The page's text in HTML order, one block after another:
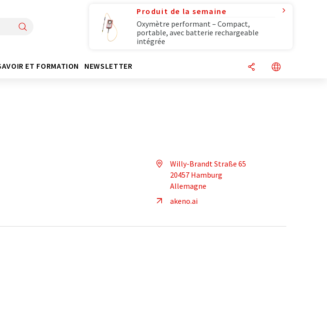
Produit de la semaine
Oxymètre performant – Compact,
portable, avec batterie rechargeable
intégrée
ET FORMATION NEWSLETTER
Willy-Brandt Straße 65
20457 Hamburg
Allemagne
akeno.ai